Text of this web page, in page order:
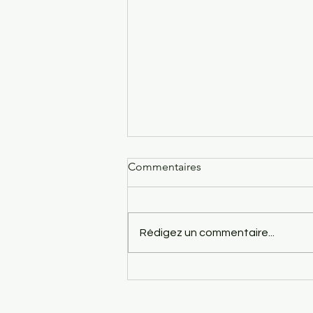
Commentaires
Rédigez un commentaire...